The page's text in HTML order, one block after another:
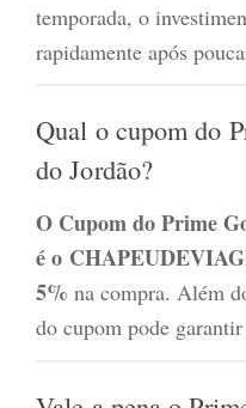
temporada, o
rapidamente após
Qual o cupom do
do Jordão?
O Cupom do Prime
é o
5% na compra. Além
do cupom pode